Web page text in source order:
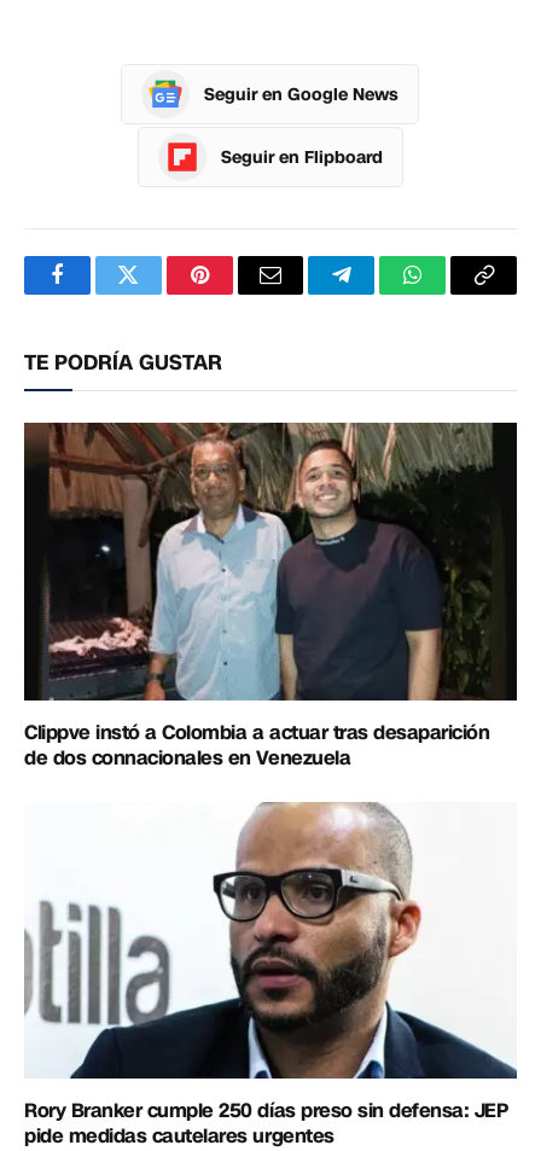
Seguir en Google News
Seguir en Flipboard
FacebookTwitterPinterestCorreoTelegramWhatsApp
TE PODRÍA GUSTAR
Clippve instó a Colombia a actuar tras desaparición
de dos connacionales en Venezuela
Rory Branker cumple 250 días preso sin defensa: JEP
pide medidas cautelares urgentes